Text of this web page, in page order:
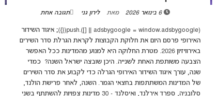
6 בינואר 2026 מאת לירון גני תגובה אחת
(adsbygoogle = window.adsbygoogle || []).push({}); איגוד השידור
האירופי פרסם היום את חלוקת הקבוצות לקראת הגרלת סדר השירים
באירוויזיון 2026. מטרת החלוקה היא למנוע מהמדינות ככל האפשר
הצבעה משותפת האחת לשנייה. היכן שובצה ישראל השנה? כמדי
שנה, עורך איגוד השידור האירופי הגרלה כדי לקבוע את סדר השירים
של המדינות המשתתפות בחצאי הגמר. השנה, לאחר פרישת הולנד,
סלובניה, ספרד אירלנד, ואיסלנד - 30 מדינות צפויות להשתתף בשני